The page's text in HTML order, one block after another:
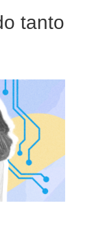
tanto